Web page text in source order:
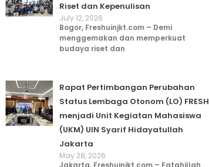
Riset dan Kepenulisan
July 12, 2026
Bogor, Freshuinjkt.com – Demi
menggemakan dan memperkuat
budaya riset dan
Rapat Pertimbangan Perubahan
Status Lembaga Otonom (LO) FRESH
menjadi Unit Kegiatan Mahasiswa
(UKM) UIN Syarif Hidayatullah
Jakarta
May 28, 2026
Jakarta, Freshuinjkt.com – Fatahillah